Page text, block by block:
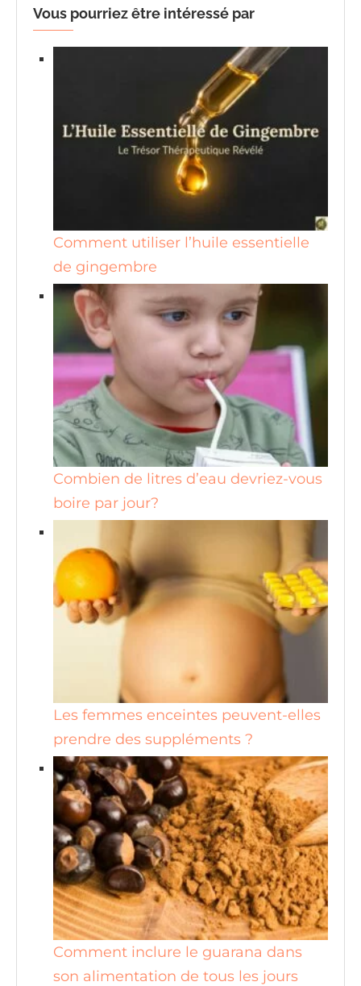
Vous pourriez être intéressé par
Comment utiliser l’huile essentielle
de gingembre
Combien de litres d’eau devriez-vous
boire par jour?
Les femmes enceintes peuvent-elles
prendre des suppléments ?
Comment inclure le guarana dans
son alimentation de tous les jours